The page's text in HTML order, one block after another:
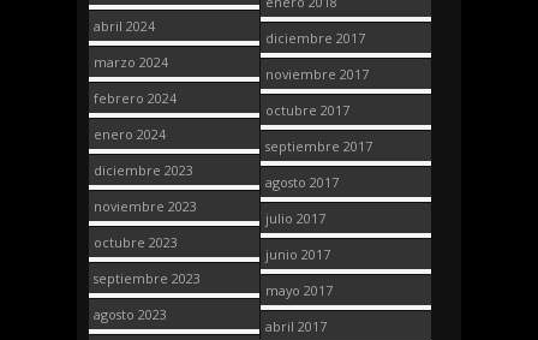
abril 2024
marzo 2024
febrero 2024
enero 2024
diciembre 2023
noviembre 2023
octubre 2023
septiembre 2023
agosto 2023
diciembre 2017
noviembre 2017
octubre 2017
septiembre 2017
agosto 2017
julio 2017
junio 2017
mayo 2017
abril 2017